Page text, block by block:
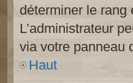
déterminer le rang
L’administrateur
via votre panneau
Haut